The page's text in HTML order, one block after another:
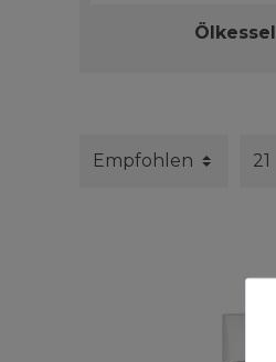
Ölkessel